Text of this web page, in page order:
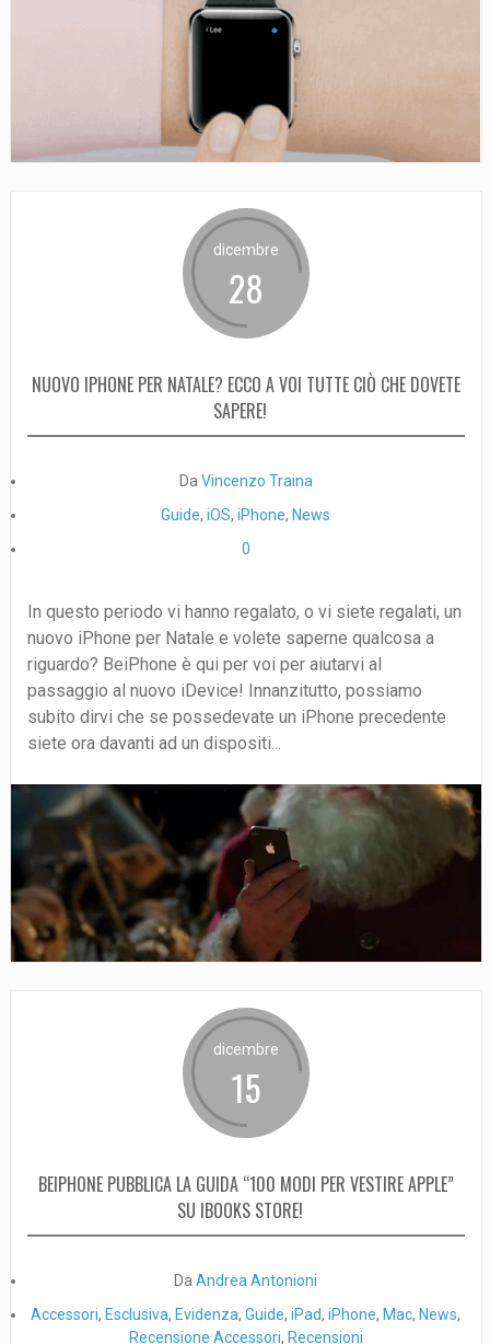
dicembre
28
NUOVO IPHONE PER NATALE? ECCO A VOI TUTTE CIÒ CHE DOVETE
SAPERE!
DaVincenzo Traina
Guide,iOS,iPhone, News
0
In questo periodo vi hanno regalato, o vi siete regalati, un
nuovo iPhone per Natale e volete saperne qualcosa a
riguardo? BeiPhone è qui per voi per aiutarvi al
passaggio al nuovo iDevice! Innanzitutto, possiamo
subito dirvi che se possedevate un iPhone precedente
siete ora davanti ad un dispositi...
dicembre
15
BEIPHONE PUBBLICA LA GUIDA “100 MODI PER VESTIRE APPLE”
SU IBOOKS STORE!
DaAndrea Antonioni
Accessori, Esclusiva, Evidenza,Guide,iPad,iPhone, Mac, News,
Recensione Accessori, Recensioni